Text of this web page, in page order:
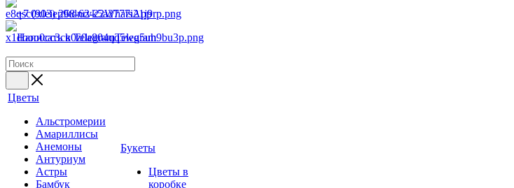
+7 (903) 268-62-22WhatsApp
Написать в TelegramTelegram
Цветы
Альстромерии
Амариллисы
Анемоны
Антуриум
Астры
Бамбук
Букеты
Цветы в
коробке